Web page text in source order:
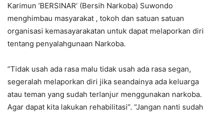
Karimun ‘BERSINAR’ (Bersih Narkoba) Suwondo
menghimbau masyarakat , tokoh dan satuan satuan
organisasi kemasayarakatan untuk dapat melaporkan diri
tentang penyalahgunaan Narkoba.
“Tidak usah ada rasa malu tidak usah ada rasa segan,
segeralah melaporkan diri jika seandainya ada keluarga
atau teman yang sudah terlanjur menggunakan narkoba.
Agar dapat kita lakukan rehabilitasi”. “Jangan nanti sudah